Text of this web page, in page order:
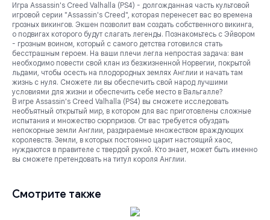
Игра Assassin's Creed Valhalla (PS4) - долгожданная часть культовой
игровой серии "Assassin's Creed", которая перенесет вас во времена
грозных викингов. Экшен позволит вам создать собственного викинга,
о подвигах которого будут слагать легенды. Познакомьтесь с Эйвором
- грозным воином, который с самого детства готовился стать
бесстрашным героем. На ваши плечи легла непростая задача: вам
необходимо повести свой клан из безжизненной Норвегии, покрытой
льдами, чтобы осесть на плодородных землях Англии и начать там
жизнь с нуля. Сможете ли вы обеспечить свой народ лучшими
условиями для жизни и обеспечить себе место в Вальгалле?
В игре Assassin's Creed Valhalla (PS4) вы сможете исследовать
необъятный открытый мир, в котором для вас приготовлены сложные
испытания и множество сюрпризов. От вас требуется обуздать
непокорные земли Англии, раздираемые множеством враждующих
королевств. Земли, в которых постоянно царит настоящий хаос,
нуждаются в правителе с твердой рукой. Кто знает, может быть именно
вы сможете претендовать на титул короля Англии.
Смотрите также